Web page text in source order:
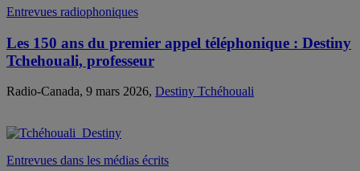
Entrevues radiophoniques
Les 150 ans du premier appel téléphonique : Destiny
Tchehouali, professeur
Radio-Canada, 9 mars 2026, Destiny Tchéhouali
Entrevues dans les médias écrits